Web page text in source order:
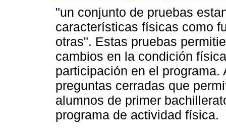
"un conjunto de pruebas
características físicas como
otras". Estas pruebas
cambios en la condición
participación en el
preguntas cerradas que
alumnos de primer
programa de actividad física.